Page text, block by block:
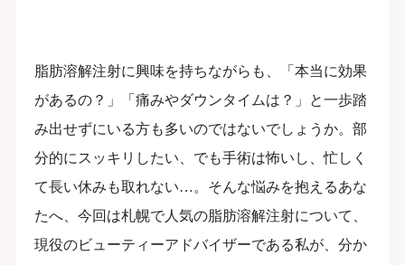
脂肪溶解注射に興味を持ちながらも、「本当に効果
があるの？」「痛みやダウンタイムは？」と一歩踏
み出せずにいる方も多いのではないでしょうか。部
分的にスッキリしたい、でも手術は怖いし、忙しく
て長い休みも取れない…。そんな悩みを抱えるあな
たへ、今回は札幌で人気の脂肪溶解注射について、
現役のビューティーアドバイザーである私が、分か